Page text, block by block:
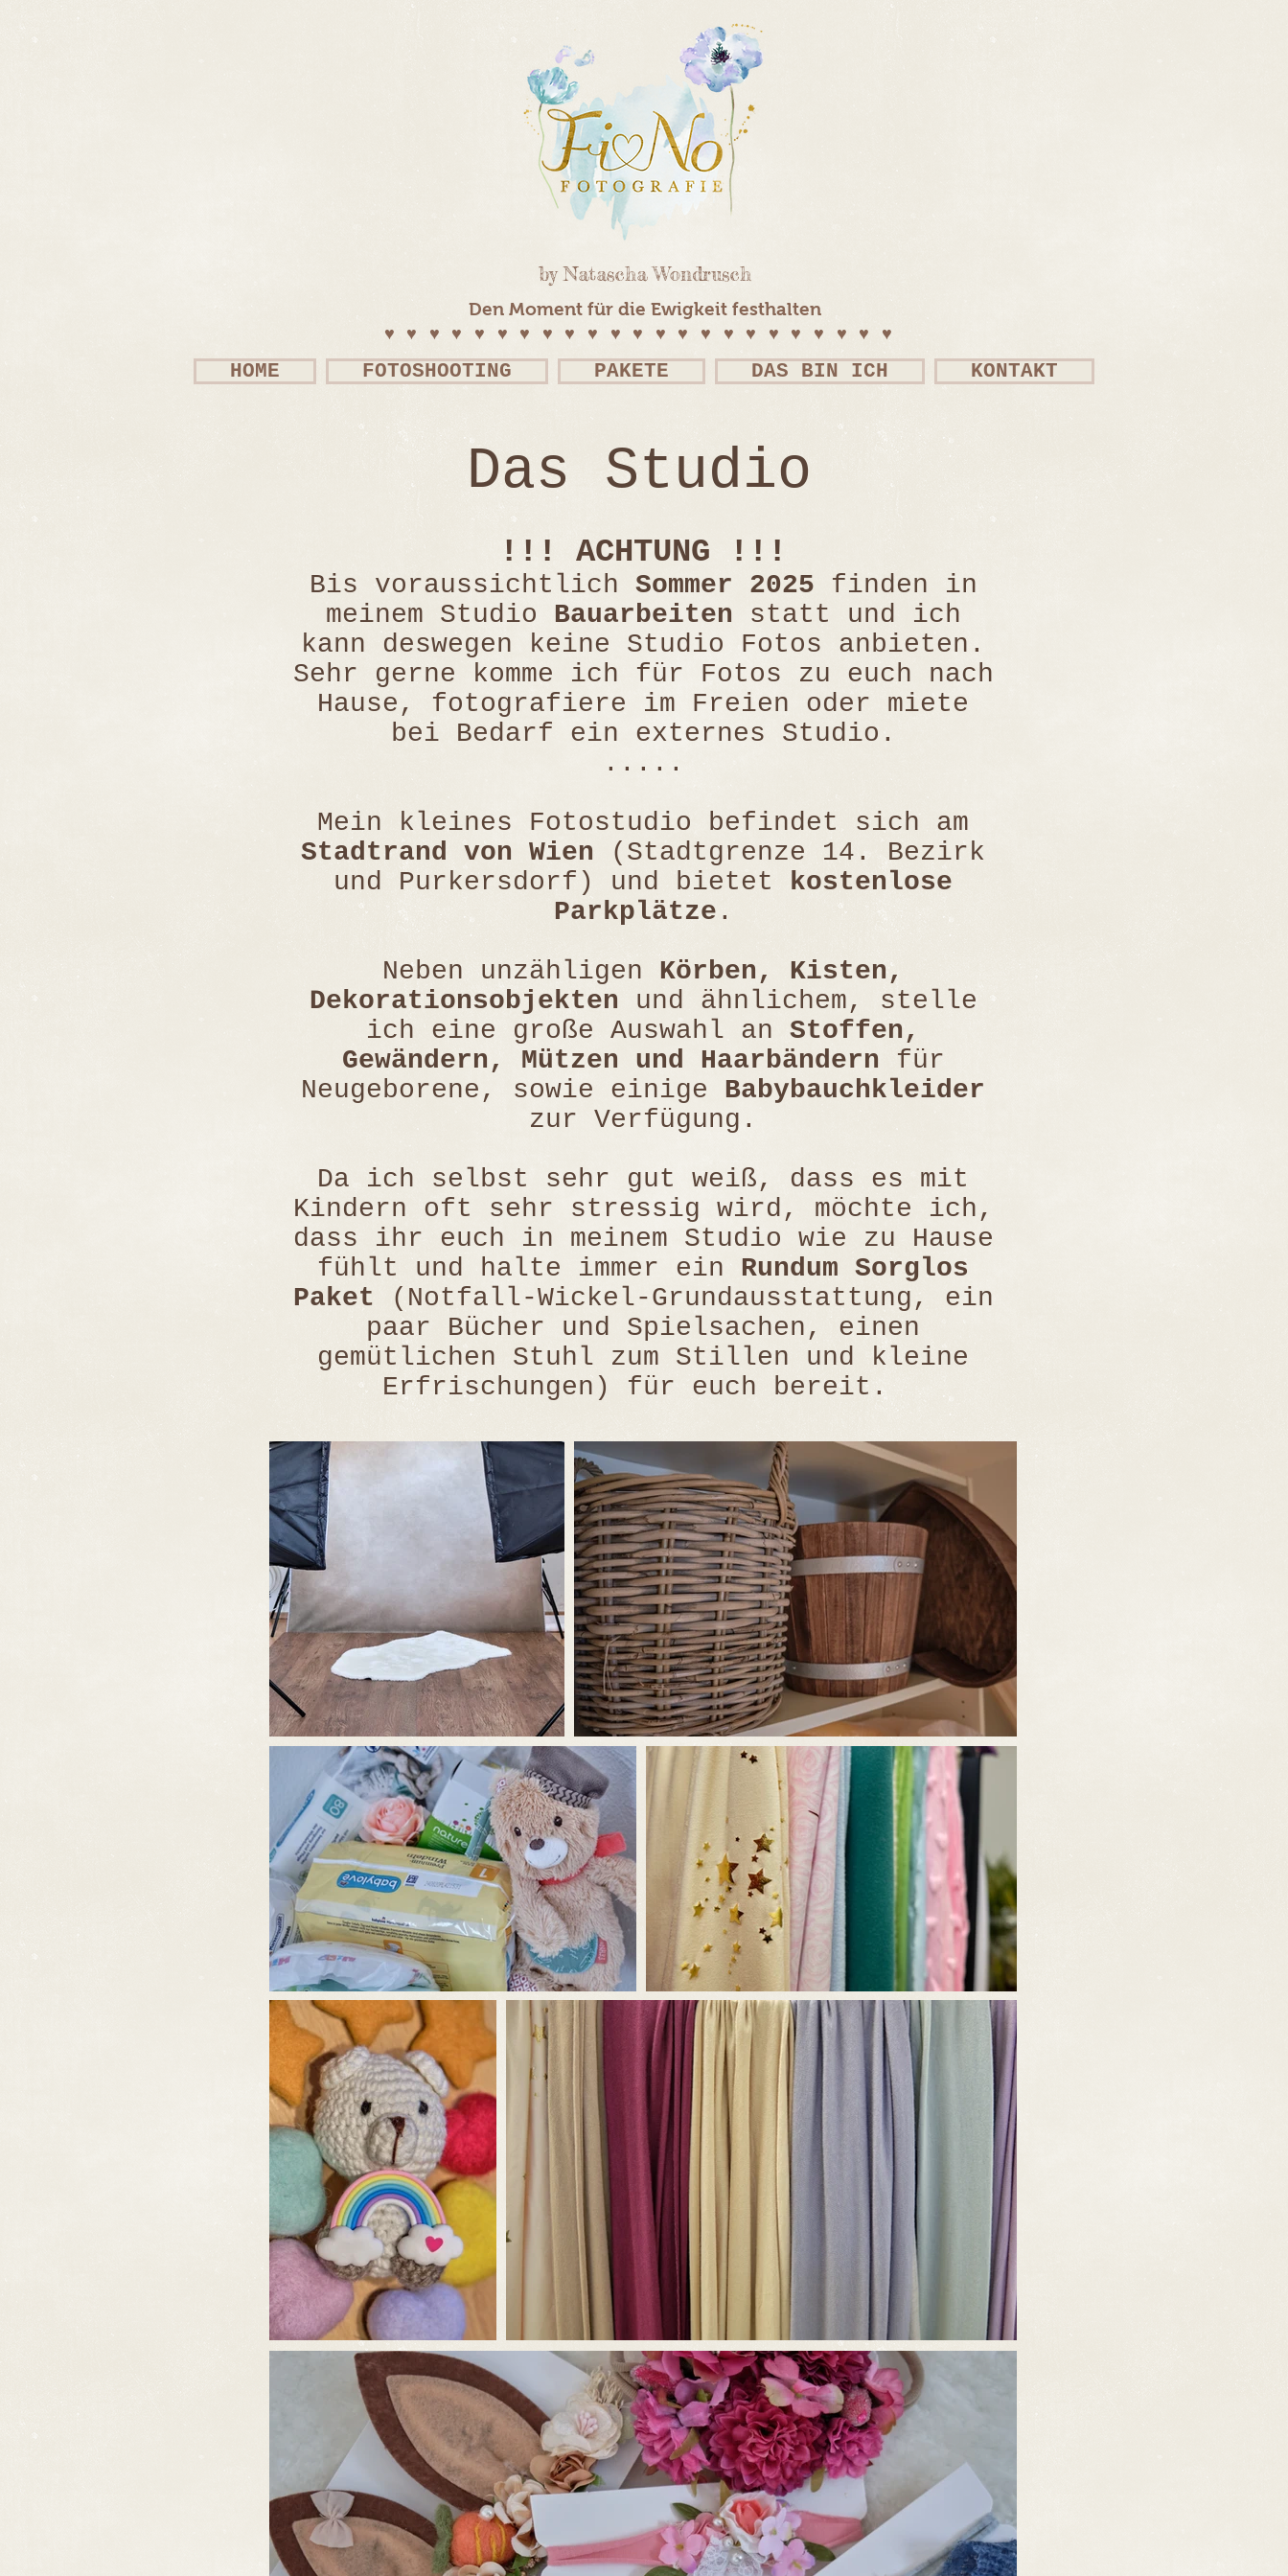
by Natascha Wondrusch
Den Moment für die Ewigkeit festhalten
♥♥♥♥♥♥♥♥♥♥♥♥♥♥♥♥♥♥♥♥♥♥♥
HOME FOTOSHOOTING PAKETE DAS BIN ICH KONTAKT
Das Studio
!!! ACHTUNG !!!
Bis voraussichtlich Sommer 2025 finden in
meinem Studio Bauarbeiten statt und ich
kann deswegen keine Studio Fotos anbieten.
Sehr gerne komme ich für Fotos zu euch nach
Hause, fotografiere im Freien oder miete
bei Bedarf ein externes Studio.
.....
Mein kleines Fotostudio befindet sich am
Stadtrand von Wien (Stadtgrenze 14. Bezirk
und Purkersdorf) und bietet kostenlose
Parkplätze .
Neben unzähligen Körben, Kisten,
Dekorationsobjekten und ähnlichem, stelle
ich eine große Auswahl an Stoffen,
Gewändern, Mützen und Haarbändern für
Neugeborene, sowie einige Babybauchkleider
zur Verfügung.
Da ich selbst sehr gut weiß, dass es mit
Kindern oft sehr stressig wird, möchte ich,
dass ihr euch in meinem Studio wie zu Hause
fühlt und halte immer ein Rundum Sorglos
Paket (Notfall-Wickel-Grundausstattung, ein
paar Bücher und Spielsachen, einen
gemütlichen Stuhl zum Stillen und kleine
Erfrischungen) für euch bereit.